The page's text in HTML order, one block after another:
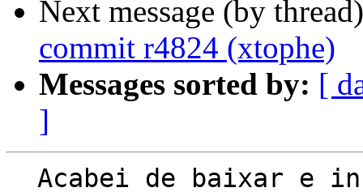
Next message (by
commit r4824 (xtophe)
Messages sorted by: [
]